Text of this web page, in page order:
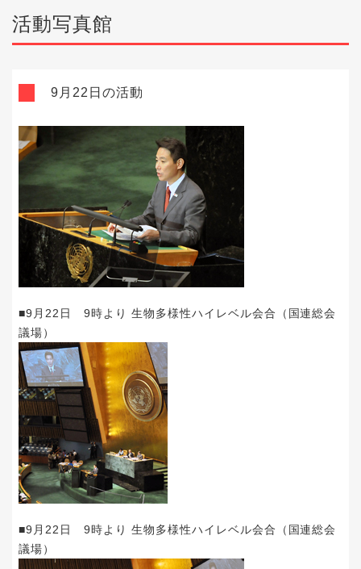
活動写真館
9月22日の活動
■9月22日 9時より 生物多様性ハイレベル会合（国連総会
議場）
■9月22日 9時より 生物多様性ハイレベル会合（国連総会
議場）